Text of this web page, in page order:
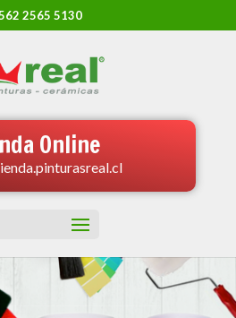
2565 5130
Online